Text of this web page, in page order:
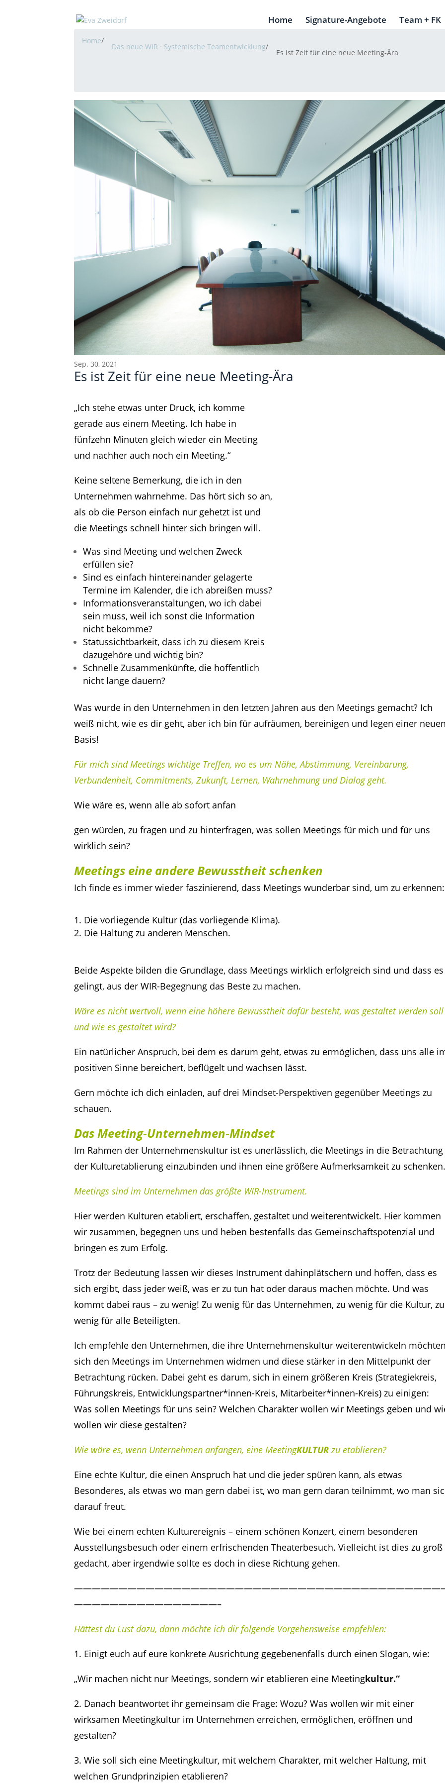
Home Signature-Angebote Team + FK
Home/
Das neue WIR · Systemische Teamentwicklung/
Es ist Zeit für eine neue Meeting-Ära
Sep. 30, 2021
Es ist Zeit für eine neue Meeting-Ära
„Ich stehe etwas unter Druck, ich komme
gerade aus einem Meeting. Ich habe in
fünfzehn Minuten gleich wieder ein Meeting
und nachher auch noch ein Meeting.“
Keine seltene Bemerkung, die ich in den
Unternehmen wahrnehme. Das hört sich so an,
als ob die Person einfach nur gehetzt ist und
die Meetings schnell hinter sich bringen will.
Was sind Meeting und welchen Zweck
erfüllen sie?
Sind es einfach hintereinander gelagerte
Termine im Kalender, die ich abreißen muss?
Informationsveranstaltungen, wo ich dabei
sein muss, weil ich sonst die Information
nicht bekomme?
Statussichtbarkeit, dass ich zu diesem Kreis
dazugehöre und wichtig bin?
Schnelle Zusammenkünfte, die hoffentlich
nicht lange dauern?
Was wurde in den Unternehmen in den letzten Jahren aus den Meetings gemacht? Ich
weiß nicht, wie es dir geht, aber ich bin für aufräumen, bereinigen und legen einer
Basis!
Für mich sind Meetings wichtige Treffen, wo es um Nähe, Abstimmung, Vereinbarung,
Verbundenheit, Commitments, Zukunft, Lernen, Wahrnehmung und Dialog geht.
Wie wäre es, wenn alle ab sofort anfan
gen würden, zu fragen und zu hinterfragen, was sollen Meetings für mich und für uns
wirklich sein?
Meetings eine andere Bewusstheit schenken
Ich finde es immer wieder faszinierend, dass Meetings wunderbar sind, um zu erkennen:
Die vorliegende Kultur (das vorliegende Klima).
2. Die Haltung zu anderen Menschen.
Beide Aspekte bilden die Grundlage, dass Meetings wirklich erfolgreich sind und dass es
gelingt, aus der WIR-Begegnung das Beste zu machen.
Wäre es nicht wertvoll, wenn eine höhere Bewusstheit dafür besteht, was gestaltet werden soll
und wie es gestaltet wird?
Ein natürlicher Anspruch, bei dem es darum geht, etwas zu ermöglichen, dass uns alle
positiven Sinne bereichert, beflügelt und wachsen lässt.
Gern möchte ich dich einladen, auf drei Mindset-Perspektiven gegenüber Meetings zu
schauen.
Das Meeting-Unternehmen-Mindset
Im Rahmen der Unternehmenskultur ist es unerlässlich, die Meetings in die Betrachtung
der Kulturetablierung einzubinden und ihnen eine größere Aufmerksamkeit zu
Meetings sind im Unternehmen das größte WIR-Instrument.
Hier werden Kulturen etabliert, erschaffen, gestaltet und weiterentwickelt. Hier kommen
wir zusammen, begegnen uns und heben bestenfalls das Gemeinschaftspotenzial und
bringen es zum Erfolg.
Trotz der Bedeutung lassen wir dieses Instrument dahinplätschern und hoffen, dass es
sich ergibt, dass jeder weiß, was er zu tun hat oder daraus machen möchte. Und was
kommt dabei raus – zu wenig! Zu wenig für das Unternehmen, zu wenig für die Kultur, zu
wenig für alle Beteiligten.
Ich empfehle den Unternehmen, die ihre Unternehmenskultur weiterentwickeln
sich den Meetings im Unternehmen widmen und diese stärker in den Mittelpunkt der
Betrachtung rücken. Dabei geht es darum, sich in einem größeren Kreis (Strategiekreis,
Führungskreis, Entwicklungspartner*innen-Kreis, Mitarbeiter*innen-Kreis) zu einigen:
Was sollen Meetings für uns sein? Welchen Charakter wollen wir Meetings geben und
wollen wir diese gestalten?
Wie wäre es, wenn Unternehmen anfangen, eine MeetingKULTURzu etablieren?
Eine echte Kultur, die einen Anspruch hat und die jeder spüren kann, als etwas
Besonderes, als etwas wo man gern dabei ist, wo man gern daran teilnimmt, wo man
darauf freut.
Wie bei einem echten Kulturereignis – einem schönen Konzert, einem besonderen
Ausstellungsbesuch oder einem erfrischenden Theaterbesuch. Vielleicht ist dies zu groß
gedacht, aber irgendwie sollte es doch in diese Richtung gehen.
————————————————–
Hättest du Lust dazu, dann möchte ich dir folgende Vorgehensweise empfehlen:
1. Einigt euch auf eure konkrete Ausrichtung gegebenenfalls durch einen Slogan, wie:
„Wir machen nicht nur Meetings, sondern wir etablieren eine Meetingkultur.“
2. Danach beantwortet ihr gemeinsam die Frage: Wozu? Was wollen wir mit einer
wirksamen Meetingkultur im Unternehmen erreichen, ermöglichen, eröffnen und
gestalten?
3. Wie soll sich eine Meetingkultur, mit welchem Charakter, mit welcher Haltung, mit
welchen Grundprinzipien etablieren?